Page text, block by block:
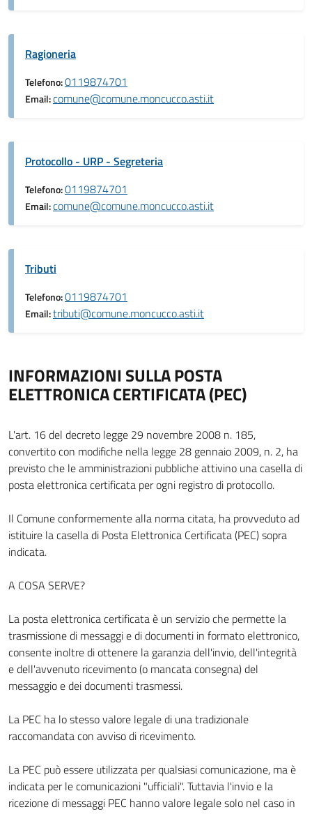
Ragioneria
Telefono:0119874701
Email:comune@comune.moncucco.asti.it
Protocollo - URP - Segreteria
Telefono:0119874701
Email:comune@comune.moncucco.asti.it
Tributi
Telefono:0119874701
Email:tributi@comune.moncucco.asti.it
INFORMAZIONI SULLA POSTA
ELETTRONICA CERTIFICATA (PEC)
L'art. 16 del decreto legge 29 novembre 2008 n. 185,
convertito con modifiche nella legge 28 gennaio 2009, n. 2, ha
previsto che le amministrazioni pubbliche attivino una casella di
posta elettronica certificata per ogni registro di protocollo.
Il Comune conformemente alla norma citata, ha provveduto ad
istituire la casella di Posta Elettronica Certificata (PEC) sopra
indicata.
A COSA SERVE?
La posta elettronica certificata è un servizio che permette la
trasmissione di messaggi e di documenti in formato elettronico,
consente inoltre di ottenere la garanzia dell'invio, dell'integrità
e dell'avvenuto ricevimento (o mancata consegna) del
messaggio e dei documenti trasmessi.
La PEC ha lo stesso valore legale di una tradizionale
raccomandata con avviso di ricevimento.
La PEC può essere utilizzata per qualsiasi comunicazione, ma è
indicata per le comunicazioni "ufficiali". Tuttavia l'invio e la
ricezione di messaggi PEC hanno valore legale solo nel caso in